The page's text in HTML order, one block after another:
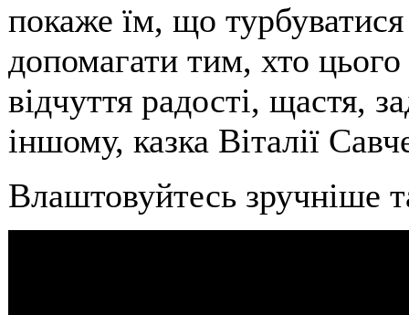
покаже їм, що
допомагати тим, хто
відчуття радості, щастя,
іншому, казка Віталії
Влаштовуйтесь зручніше